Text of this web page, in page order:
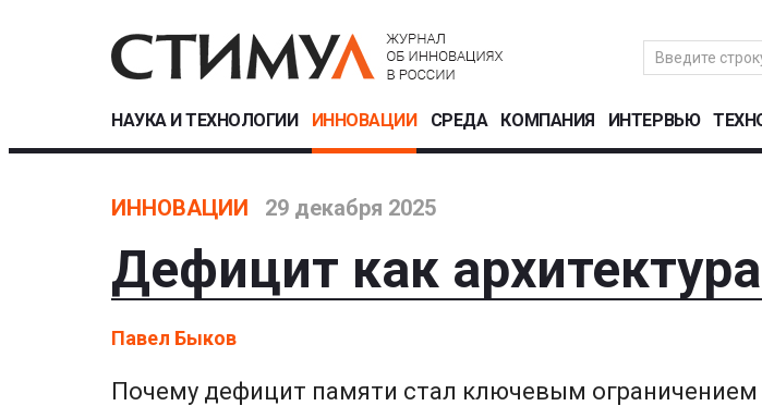
НАУКА И ТЕХНОЛОГИИ ИННОВАЦИИ СРЕДА КОМПАНИЯ ИНТЕРВЬЮ
ИННОВАЦИИ 29 декабря 2025
Дефицит как
Павел Быков
Почему дефицит памяти стал ключевым ограничением